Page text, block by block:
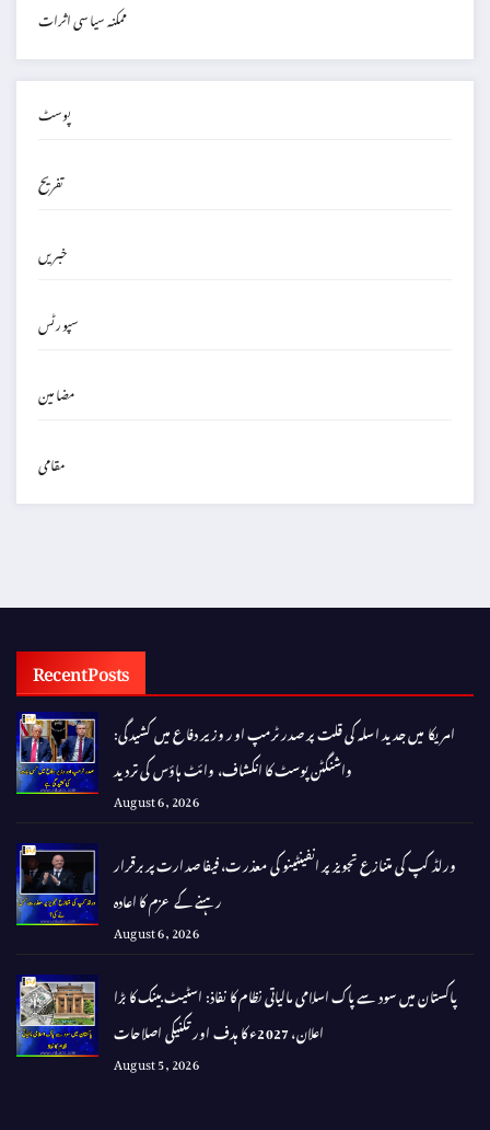
ممکنہ سیاسی اثرات
پوسٹ
تفریح
خبریں
سپورٹس
مضامین
مقامی
Recent Posts
امریکا میں جدید اسلہ کی قلت پر صدر ٹرمپ اور وزیر دفاع میں کشیدگی:
واشنگٹن پوسٹ کا انکشاف، وائٹ ہاؤس کی تردید
August 6, 2026
ورلڈ کپ کی متنازع تجویز پر انفینٹینو کی معذرت، فیفا صدارت پر برقرار
رہنے کے عزم کا اعادہ
August 6, 2026
پاکستان میں سود سے پاک اسلامی مالیاتی نظام کا نفاذ: اسٹیٹ بینک کا بڑا
اعلان، 2027ء کا ہدف اور تکنیکی اصلاحات
August 5, 2026